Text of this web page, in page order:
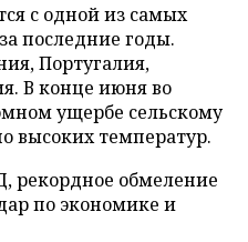
с одной из самых
последние годы.
Португалия,
В конце июня во
ущербе сельскому
высоких температур.
рекордное обмеление
по экономике и